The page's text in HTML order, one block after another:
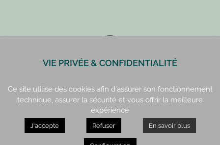
Paris : 01 42 34 14 59
Rennes : 21, quai Lamennais
VIE PRIVÉE & CONFIDENTIALITÉ
Ce site utilise des cookies afin d'assurer son fonctionnement
technique, assurer la sécurité et vous offrir la meilleure
expérience
J'accepte Refuser En savoir plus